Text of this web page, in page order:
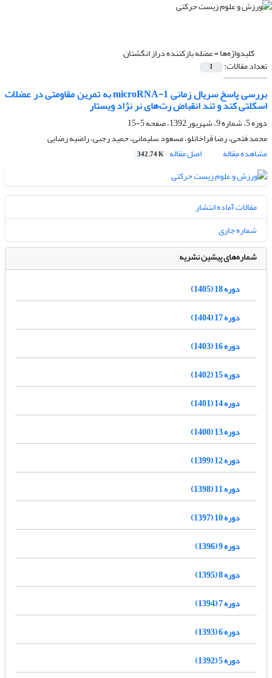
کلیدواژه‌ها =عضله بازکننده دراز انگشتان
تعداد مقالات: 1
بررسی پاسخ سریال زمانی microRNA-1 به تمرین مقاومتی در عضلات
اسکلتی کند و تند انقباض رت‌های نر نژاد ویستار
دوره 5، شماره 9، شهریور 1392، صفحه
5-15
محمد فتحی، رضا قراخانلو، مسعود سلیمانی، حمید رجبی، راضیه رضایی
مشاهده مقاله
اصل مقاله 342.74 K
مقالات آماده انتشار
شماره جاری
شماره‌های پیشین نشریه
دوره 18 (1405)
دوره 17 (1404)
دوره 16 (1403)
دوره 15 (1402)
دوره 14 (1401)
دوره 13 (1400)
دوره 12 (1399)
دوره 11 (1398)
دوره 10 (1397)
دوره 9 (1396)
دوره 8 (1395)
دوره 7 (1394)
دوره 6 (1393)
دوره 5 (1392)